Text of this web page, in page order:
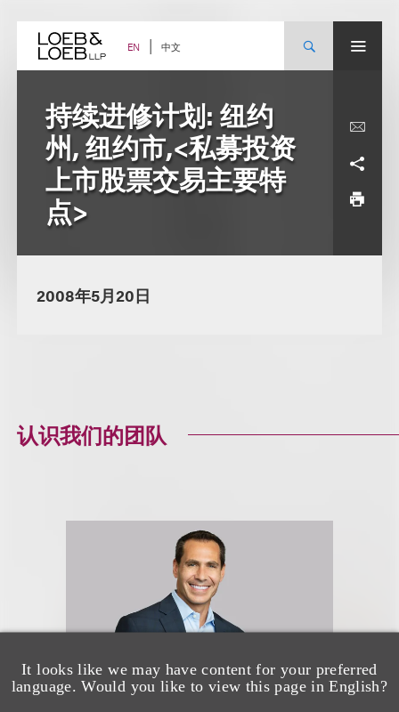
content EN 中文
It looks like we may have content for your preferred
language. Would you like to view this page in English?
持续进修计划: 纽约
州, 纽约市,<私募投资
上市股票交易主要特
点>
2008年5月20日
认识我们的团队